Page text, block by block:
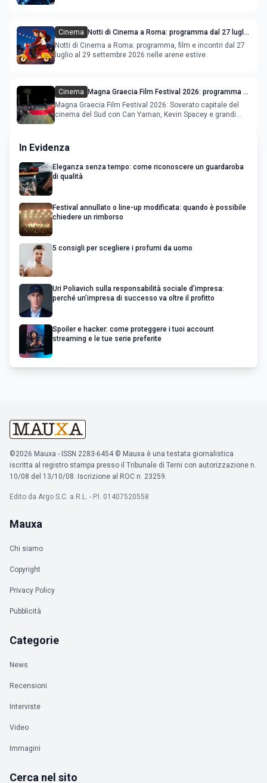
Cinema
Notti di Cinema a Roma: programma dal 27 luglio
al 2 agosto 2026
Notti di Cinema a Roma: programma, film e incontri dal 27
luglio al 29 settembre 2026 nelle arene estive.
Cinema
Magna Graecia Film Festival 2026: programma e
star internazionali
Magna Graecia Film Festival 2026: Soverato capitale del
cinema del Sud con Can Yaman, Kevin Spacey e grandi
In Evidenza
Eleganza senza tempo: come riconoscere un guardaroba
di qualità
Festival annullato o line-up modificata: quando è possibile
chiedere un rimborso
5 consigli per scegliere i profumi da uomo
Uri Poliavich sulla responsabilità sociale d’impresa:
perché un’impresa di successo va oltre il profitto
Spoiler e hacker: come proteggere i tuoi account
streaming e le tue serie preferite
©2026 Mauxa - ISSN 2283-6454 © Mauxa è una testata giornalistica
iscritta al registro stampa presso il Tribunale di Terni con autorizzazione n.
10/08 del 13/10/08. Iscrizione al ROC n. 23259.
Edito da Argo S.C. a R.L. - P.I. 01407520558
Mauxa
Chi siamo
Copyright
Privacy Policy
Pubblicità
Categorie
News
Recensioni
Interviste
Video
Immagini
Cerca nel sito